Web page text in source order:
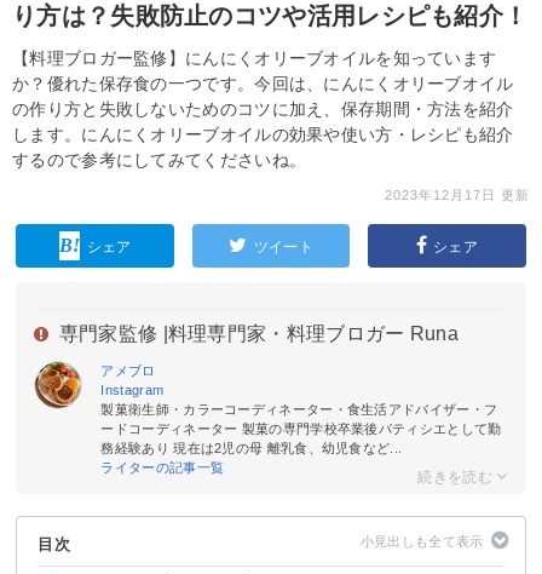
り方は？失敗防止のコツや活用レシピも紹介！
【料理ブロガー監修】にんにくオリーブオイルを知っています
か？優れた保存食の一つです。今回は、にんにくオリーブオイル
の作り方と失敗しないためのコツに加え、保存期間・方法を紹介
します。にんにくオリーブオイルの効果や使い方・レシピも紹介
するので参考にしてみてくださいね。
2023年12月17日 更新
シェア ツイート シェア
専門家監修 | 料理専門家・料理ブロガー Runa
アメブロ
Instagram
製菓衛生師・カラーコーディネーター・食生活アドバイザー・フ
ードコーディネーター 製菓の専門学校卒業後パティシエとして勤
務経験あり 現在は2児の母 離乳食、幼児食など...
ライターの記事一覧
目次